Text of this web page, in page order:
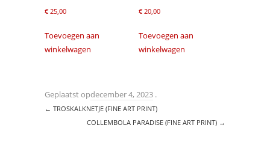
€ 25,00
Toevoegen aan
winkelwagen
€ 20,00
Toevoegen aan
winkelwagen
Geplaatst opdecember 4, 2023 .
← TROSKALKNETJE (FINE ART PRINT)
COLLEMBOLA PARADISE (FINE ART PRINT) →